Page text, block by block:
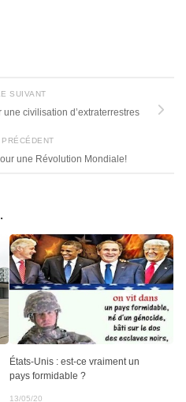
SUIVANT
civilisation d’extraterrestres
une Révolution Mondiale!
États-Unis : est-ce vraiment un
pays formidable ?
13/05/20